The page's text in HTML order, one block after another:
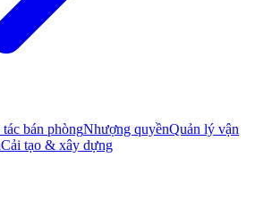
bán phòngNhượng quyềnQuản lý vận
Cải tạo & xây dựng